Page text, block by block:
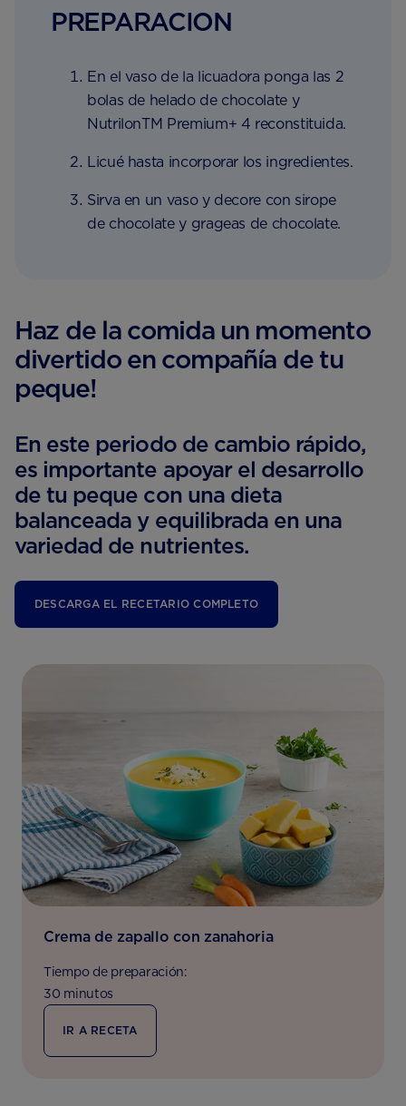
PREPARACION
En el vaso de la licuadora ponga las 2
bolas de helado de chocolate y
NutrilonTM Premium+ 4 reconstituida.
Licué hasta incorporar los ingredientes.
Sirva en un vaso y decore con sirope
de chocolate y grageas de chocolate.
Haz de la comida un momento
divertido en compañía de tu
peque!
En este periodo de cambio rápido,
es importante apoyar el desarrollo
de tu peque con una dieta
balanceada y equilibrada en una
variedad de nutrientes.
DESCARGA EL RECETARIO COMPLETO
Crema de zapallo con zanahoria
Tiempo de preparación:
30 minutos
IR A RECETA